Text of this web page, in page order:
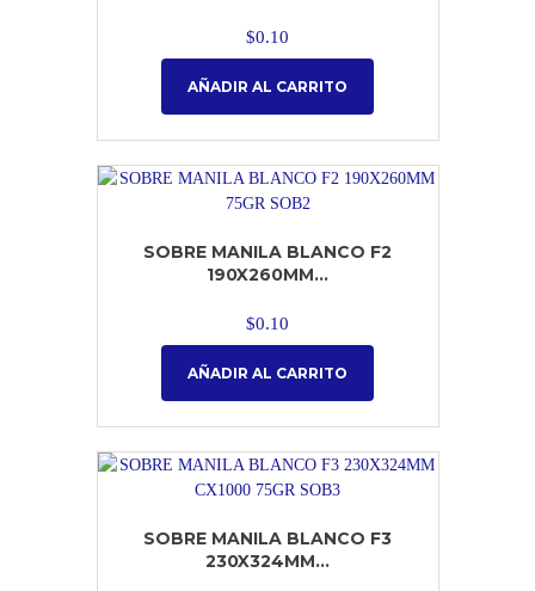
$0.10
AÑADIR AL CARRITO
SOBRE MANILA BLANCO F2
190X260MM...
$0.10
AÑADIR AL CARRITO
SOBRE MANILA BLANCO F3
230X324MM...